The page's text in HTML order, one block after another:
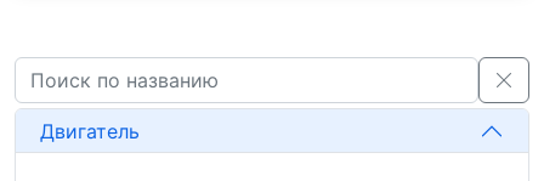
Двигатель